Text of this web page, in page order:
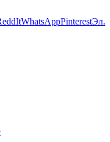
WhatsAppPinterestЭл.